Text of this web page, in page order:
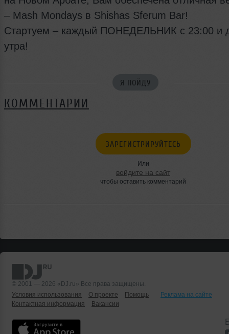
– Mash Mondays в Shishas Sferum Bar!
Стартуем – каждый ПОНЕДЕЛЬНИК с 23:00 и
утра!
Я ПОЙДУ
КОММЕНТАРИИ
ЗАРЕГИСТРИРУЙТЕСЬ
Или
войдите на сайт
чтобы оставить комментарий
© 2001 — 2026 «DJ.ru» Все права защищены.
Условия использования
О проекте Помощь
Реклама на сайте
Контактная информация
Вакансии